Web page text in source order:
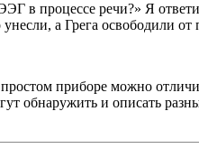
в процессе речи?» Я
а Грега освободили от
приборе можно
обнаружить и описать